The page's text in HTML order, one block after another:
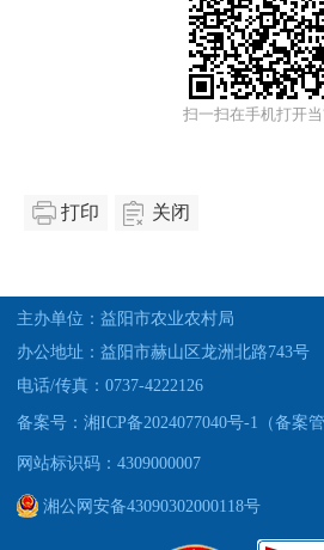
扫一扫在手机打开
打印 关闭
主办单位：益阳市农业农村局
办公地址：益阳市赫山区龙洲北路743号
电话/传真：0737-4222126
备案号：湘ICP备2024077040号-1（备案
网站标识码：4309000007
湘公网安备43090302000118号